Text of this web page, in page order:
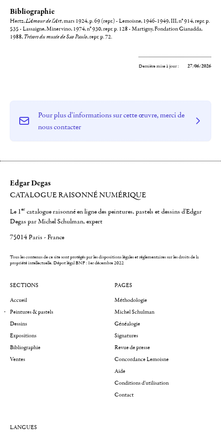
Bibliographie
Hertz,L'Amour de l'Art, mars 1924, p. 69 (repr.) - Lemoisne, 1946-1949, III, n° 914, repr. p.
535 - Lassaigne, Minervino, 1974, n° 930, repr. p. 128 - Martigny, Fondation Gianadda,
1988, Trésors du musée de Sao Paulo, repr. p. 72.
Dernière mise à jour : 27/06/2026
Pour plus d'informations sur cette œuvre, merci de
nous contacter
Edgar Degas
CATALOGUE RAISONNÉ NUMÉRIQUE
Le 1er catalogue raisonné en ligne des peintures, pastels et dessins d'Edgar
Degas par Michel Schulman, expert
75014 Paris - France
Tous les contenus de ce site sont protégés par les dispositions légales et réglementaires sur les droits de la
propriété intellectuelle.Dépot légal BNF : 1er décembre 2022
SECTIONS
Accueil
Peintures & pastels
Dessins
Expositions
Bibliographie
Ventes
PAGES
Méthodologie
Michel Schulman
Généalogie
Signatures
Revue de presse
Concordance Lemoisne
Aide
Conditions d'utilisation
Contact
LANGUES